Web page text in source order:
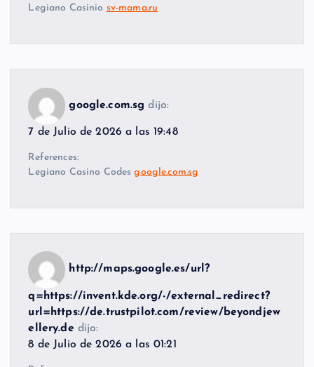
Legiano Casinio sv-mama.ru
google.com.sg dijo:
7 de Julio de 2026 a las 19:48
References:
Legiano Casino Codesgoogle.com.sg
http://maps.google.es/url?
q=https://invent.kde.org/-/external_redirect?
url=https://de.trustpilot.com/review/beyondjew
ellery.de dijo:
8 de Julio de 2026 a las 01:21